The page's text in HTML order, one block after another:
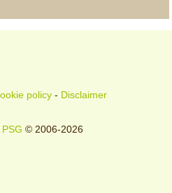
policy- Disclaimer
PSG © 2006-2026